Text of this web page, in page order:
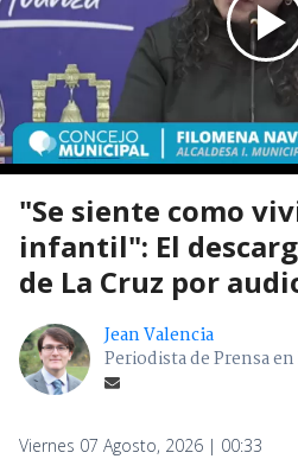
"Se siente como
infantil": El
de La Cruz por
Jean Valencia
Periodista de Prensa
Viernes 07 Agosto, 2026 | 00:33